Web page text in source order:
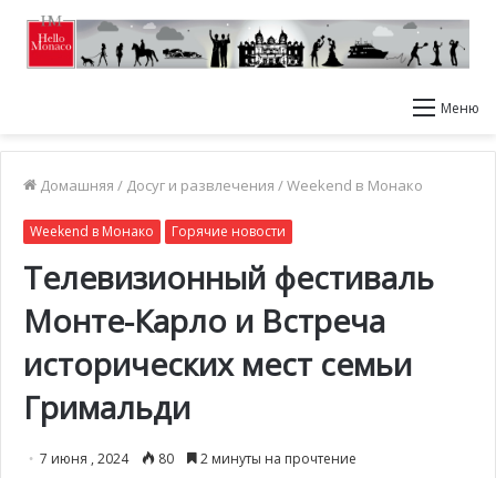
Меню
Домашняя / Досуг и развлечения /Weekend в Монако
Weekend в Монако Горячие новости
Телевизионный фестиваль
Монте-Карло и Встреча
исторических мест семьи
Гримальди
7 июня , 2024 80 2 минуты на прочтение